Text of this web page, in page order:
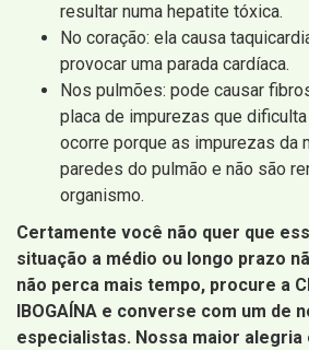
resultar numa hepatite tóxica.
No coração: ela causa
provocar uma parada cardíaca.
Nos pulmões: pode causar
placa de impurezas que
ocorre porque as impurezas da
paredes do pulmão e não são
organismo.
Certamente você não quer que
situação a médio ou longo prazo
não perca mais tempo, procure a
IBOGAÍNA e converse com um de
especialistas. Nossa maior alegria